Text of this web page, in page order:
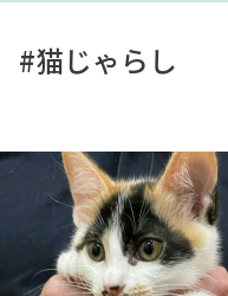
#猫じゃらし